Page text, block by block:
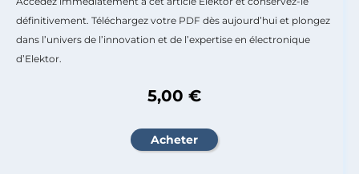
définitivement. Téléchargez votre PDF dès aujourd’hui et plongez
dans l’univers de l’innovation et de l’expertise en électronique
d’Elektor.
5,00 €